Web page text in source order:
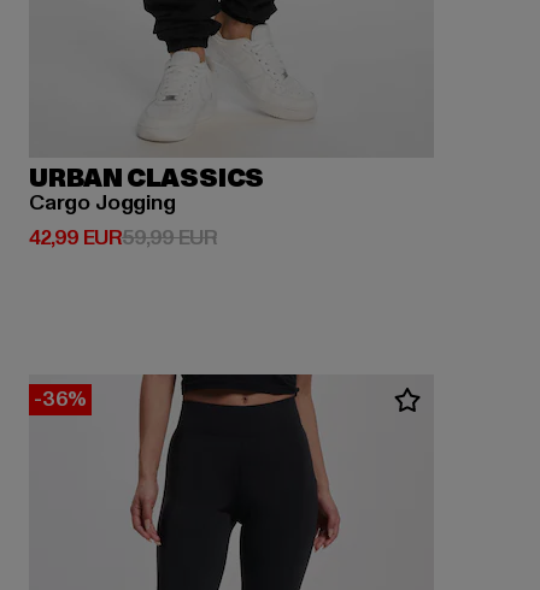
URBAN CLASSICS
Cargo Jogging
42,99 EUR
Derzeitiger Preis: 42,99 EUR
59,99 EURAktionspreis: 59,99 EUR
-36%